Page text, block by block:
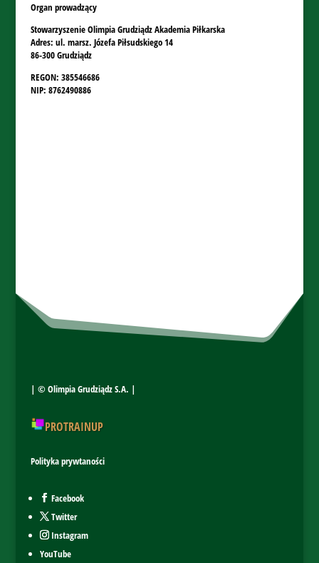
Organ prowadzący
Stowarzyszenie Olimpia Grudziądz Akademia Piłkarska
Adres: ul. marsz. Józefa Piłsudskiego 14
86-300 Grudziądz
REGON: 385546686
NIP: 8762490886
| © Olimpia Grudziądz S.A. |
PROTRAINUP
Polityka prywtaności
Facebook
Twitter
Instagram
YouTube